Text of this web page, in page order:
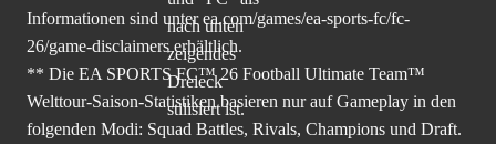
Informationen sind unterea.com/games/ea-sports-fc/fc-
26/game-disclaimers erhältlich.
** Die EA SPORTS FC™ 26 Football Ultimate Team™
Welttour-Saison-Statistiken basieren nur auf Gameplay in den
folgenden Modi: Squad Battles, Rivals, Champions und Draft.